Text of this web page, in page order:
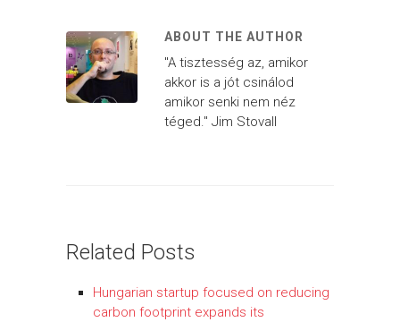
ABOUT THE AUTHOR
"A tisztesség az, amikor
akkor is a jót csinálod
amikor senki nem néz
téged." Jim Stovall
Related Posts
Hungarian startup focused on reducing
carbon footprint expands its